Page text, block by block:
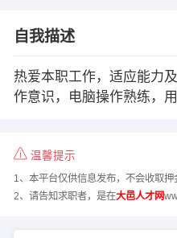
自我描述
热爱本职工作，适应能力
作意识，电脑操作熟练，
温馨提示
1、本平台仅供信息发布，不会收取押
2、请告知求职者，是在大邑人才网